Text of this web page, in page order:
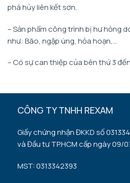
phá hủy liên kết sơn.
– Sản phẩm công trình bị hư hỏng
như: Bão, ngập úng, hỏa hoạn,…
– Có sự can thiệp của bên thứ 3
CÔNG TY TNHH REXAM
Giấy chứng nhận ĐKKD số
và Đầu tư TP.HCM cấp ngày 09/
MST: 0313342393